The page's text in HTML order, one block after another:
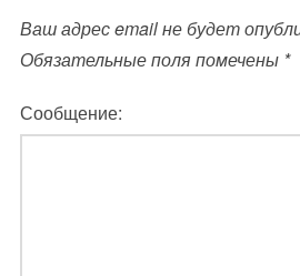
Ваш адрес email не будет
Обязательные поля помечены *
Сообщение: